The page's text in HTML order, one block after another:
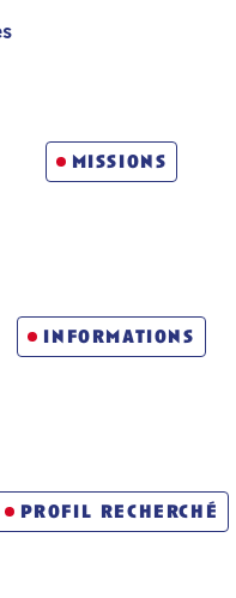
missions
informations
profil recherché